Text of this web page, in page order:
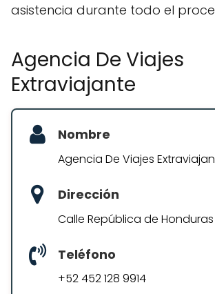
asistencia durante todo el
Agencia De Viajes
Extraviajante
Nombre
Agencia De Viajes
Dirección
Calle República de Honduras
Teléfono
+52 452 128 9914